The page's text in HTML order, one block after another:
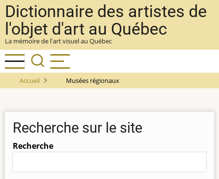
Aller
au
contenu
principal
Dictionnaire des artistes de
l'objet d'art au Québec
La mémoire de l'art visuel au Québec
Accueil Musées régionaux
Recherche sur le site
Recherche